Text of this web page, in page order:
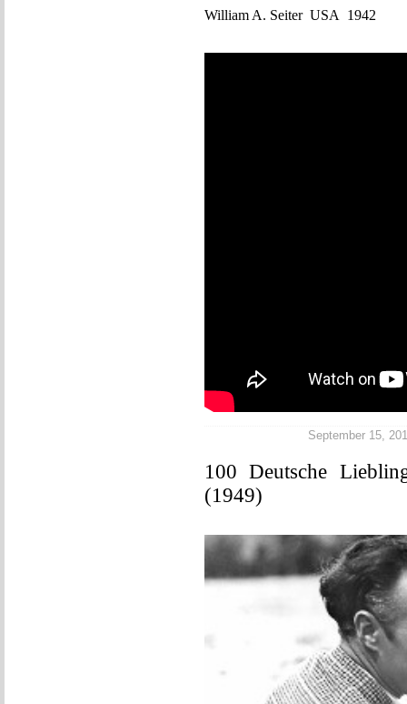
William A. Seiter USA 1942
September 15,
100 Deutsche
(1949)